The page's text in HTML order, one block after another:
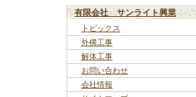
有限会社 サンライト興業
トピックス
外構工事
解体工事
お問い合わせ
会社情報